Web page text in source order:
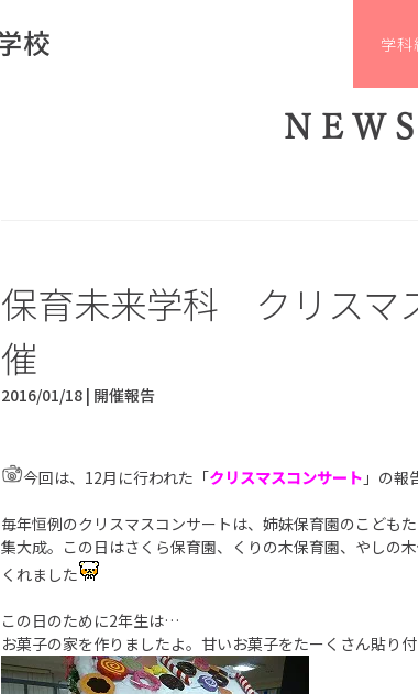
学
NEWS
保育未来学科 クリスマ
催
2016/01/18 | 開催報告
今回は、12月に行われた「クリスマスコンサート 」の報
毎年恒例のクリスマスコンサートは、姉妹保育園のこども
集大成。この日はさくら保育園、くりの木保育園、やしの
くれました
この日のために2年生は…
お菓子の家を作りましたよ。甘いお菓子をたーくさん貼り